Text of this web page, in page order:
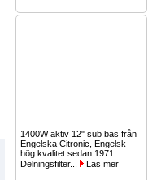
1400W aktiv 12" sub bas från
Engelska Citronic, Engelsk
hög kvalitet sedan 1971.
Delningsfilter...
Läs mer